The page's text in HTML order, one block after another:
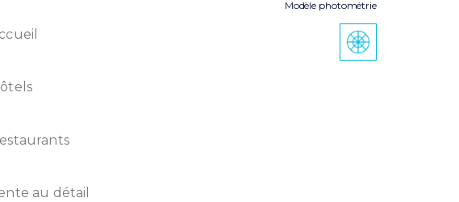
au détail
Modèle photométrie